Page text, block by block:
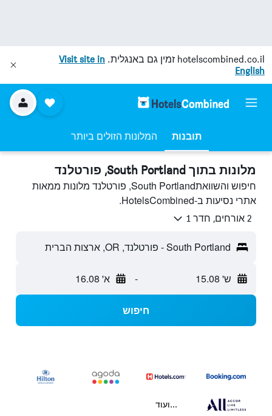
hotelscombined.co.il זמין גם באנגלית. Visit site in
English
תובנות המלונות הזולים ביותר
מלונות בתוך South Portland, פורטלנד
חיפוש והשוואתSouth Portland, פורטלנד מלונות ממאות
אתרי נסיעות ב-HotelsCombined.
2 אורחים, חדר 1
South Portland - פורטלנד, OR, ארצות הברית
ש' 15.08 - א' 16.08
חיפוש
...ועוד